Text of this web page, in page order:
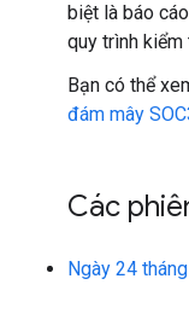
biệt là báo
quy trình
Bạn có thể
đám mây
Các
Ngày 24